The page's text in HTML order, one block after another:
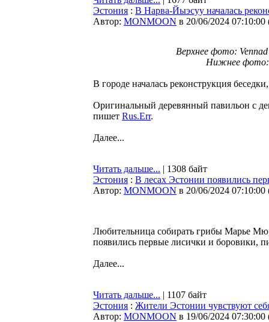
Эстония : В Нарва-Йыэсуу началась
Автор: MONMOON в 20/06/2024 07:10:00
Верхнее фото:
Нижнее фото:
В городе началась реконструкция
Оригинальный деревянный павильон с
пишет Rus.Err.
Далее...
Читать дальше... | 1308 байт
Эстония : В лесах Эстонии появились
Автор: MONMOON в 20/06/2024 07:10:00
Любительница собирать грибы Марье
появились первые лисички и боровики,
Далее...
Читать дальше... | 1107 байт
Эстония : Жители Эстонии чувствуют
Автор: MONMOON в 19/06/2024 07:30:00